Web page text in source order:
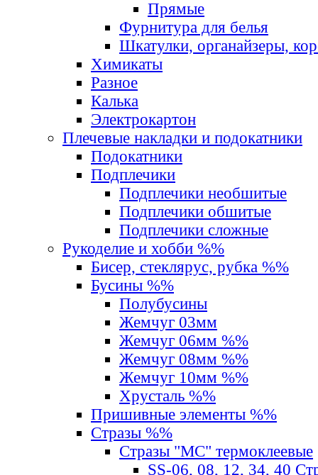
Прямые
Фурнитура для белья
Шкатулки, органайзеры,
Химикаты
Разное
Калька
Электрокартон
Плечевые накладки и подокатники
Подокатники
Подплечики
Подплечики необшитые
Подплечики обшитые
Подплечики сложные
Рукоделие и хобби %%
Бисер, стеклярус, рубка %%
Бусины %%
Полубусины
Жемчуг 03мм
Жемчуг 06мм %%
Жемчуг 08мм %%
Жемчуг 10мм %%
Хрусталь %%
Пришивные элементы %%
Стразы %%
Стразы "MС" термоклеевые
SS-06, 08, 12, 34, 40